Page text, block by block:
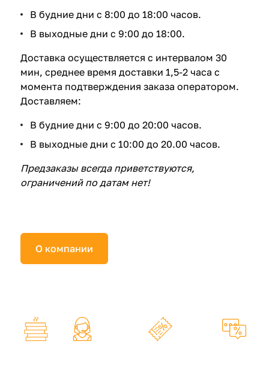
В будние дни с 8:00 до 18:00 часов.
В выходные дни с 9:00 до 18:00.
Доставка осуществляется с интервалом 30
мин, среднее время доставки 1,5-2 часа с
момента подтверждения заказа оператором.
Доставляем:
В будние дни с 9:00 до 20:00 часов.
В выходные дни с 10:00 до 20.00 часов.
Предзаказы всегда приветствуются,
ограничений по датам нет!
О компании